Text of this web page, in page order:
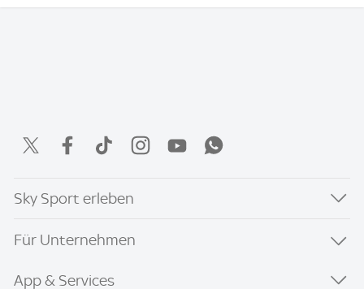
Sky Sport erleben
Für Unternehmen
App & Services